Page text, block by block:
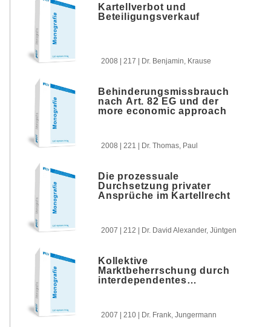
Kartellverbot und
Beteiligungsverkauf
2008 | 217 | Dr. Benjamin, Krause
Behinderungsmissbrauch
nach Art. 82 EG und der
more economic approach
2008 | 221 | Dr. Thomas, Paul
Die prozessuale
Durchsetzung privater
Ansprüche im Kartellrecht
2007 | 212 | Dr. David Alexander, Jüntgen
Kollektive
Marktbeherrschung durch
interdependentes
2007 | 210 | Dr. Frank, Jungermann